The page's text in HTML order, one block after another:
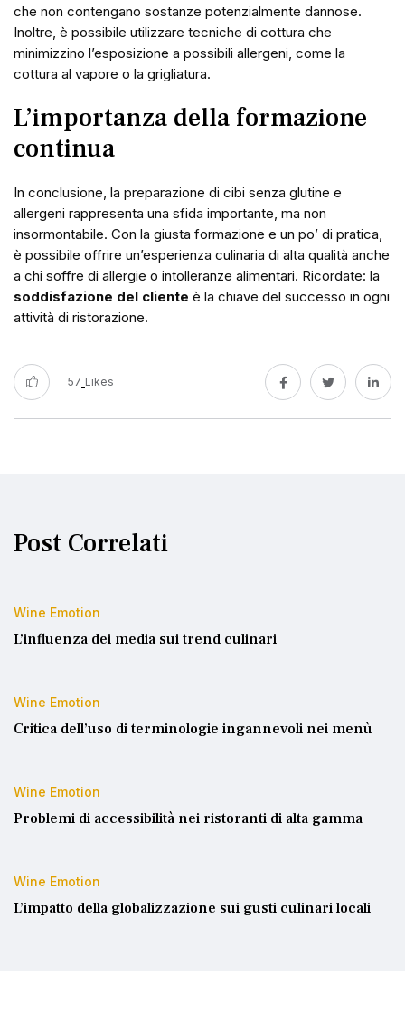
che non contengano sostanze potenzialmente dannose.
Inoltre, è possibile utilizzare tecniche di cottura che
minimizzino l’esposizione a possibili allergeni, come la
cottura al vapore o la grigliatura.
L’importanza della formazione
continua
In conclusione, la preparazione di cibi senza glutine e
allergeni rappresenta una sfida importante, ma non
insormontabile. Con la giusta formazione e un po’ di pratica,
è possibile offrire un’esperienza culinaria di alta qualità anche
a chi soffre di allergie o intolleranze alimentari. Ricordate: la
soddisfazione del cliente è la chiave del successo in ogni
attività di ristorazione.
57 Likes
Post Correlati
Wine Emotion
L’influenza dei media sui trend culinari
Wine Emotion
Critica dell’uso di terminologie ingannevoli nei menù
Wine Emotion
Problemi di accessibilità nei ristoranti di alta gamma
Wine Emotion
L’impatto della globalizzazione sui gusti culinari locali